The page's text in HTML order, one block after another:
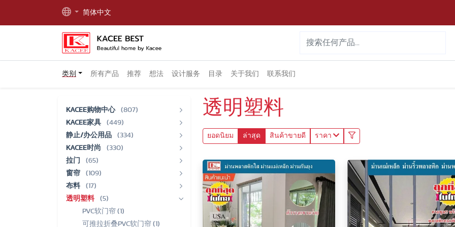
简体中文
类别 所有产品 推荐 想法 设计服务 目录 关于我们 联系我们
KACEE购物中心
(807)
KACEE家具
(449)
静止/办公用品
(334)
KACEE时尚
(330)
拉门
(65)
窗帘
(109)
布料
(17)
透明塑料
(5)
PVC软门帘 (1)
可推拉折叠PVC软门帘 (1)
透明塑料
ยอดนิยม ล่าสุด สินค้าขายดี ราคา